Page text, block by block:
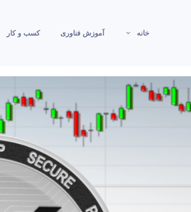
خانه آموزش فناوری کسب و کار